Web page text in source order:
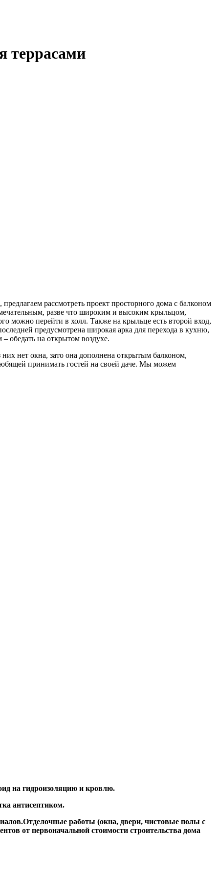
террасами
рассмотреть проект просторного дома с балконом
разве что широким и высоким крыльцом,
можно перейти в холл. Также на крыльце есть второй вход,
предусмотрена широкая арка для перехода в кухню,
обедать на открытом воздухе.
нет окна, зато она дополнена открытым балконом,
принимать гостей на своей даче. Мы можем
на гидроизоляцию и кровлю.
антисептиком.
работы (окна, двери, чистовые полы с
от первоначальной стоимости строительства дома